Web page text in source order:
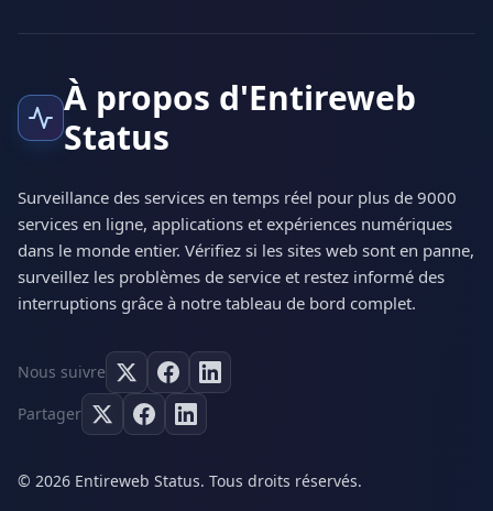
À propos d'Entireweb
Status
Surveillance des services en temps réel pour plus de 9000
services en ligne, applications et expériences numériques
dans le monde entier. Vérifiez si les sites web sont en panne,
surveillez les problèmes de service et restez informé des
interruptions grâce à notre tableau de bord complet.
Nous suivre
Partager
© 2026 Entireweb Status. Tous droits réservés.